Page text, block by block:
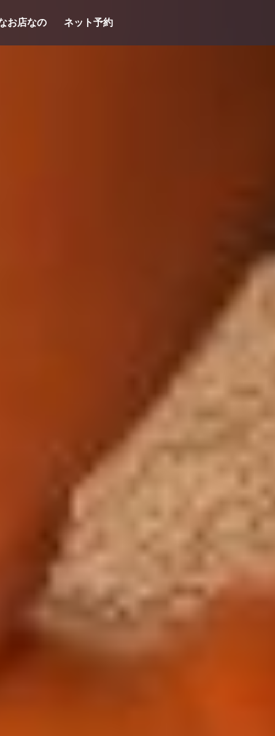
お店なの ネット予約